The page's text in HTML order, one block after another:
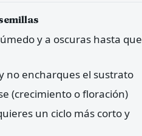
y a oscuras hasta que
no encharques el sustrato
(crecimiento o floración)
un ciclo más corto y